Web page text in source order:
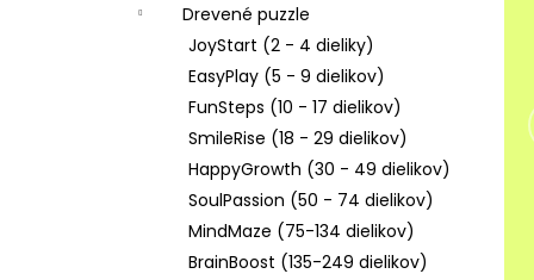
Drevené puzzle
JoyStart (2 - 4 dieliky)
EasyPlay (5 - 9 dielikov)
FunSteps (10 - 17 dielikov)
SmileRise (18 - 29 dielikov)
HappyGrowth (30 - 49 dielikov)
SoulPassion (50 - 74 dielikov)
MindMaze (75-134 dielikov)
BrainBoost (135-249 dielikov)